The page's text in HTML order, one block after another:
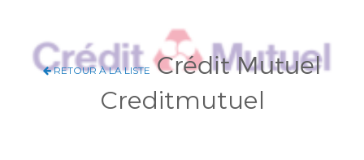
RETOUR À LA LISTE Crédit Mutuel
Creditmutuel